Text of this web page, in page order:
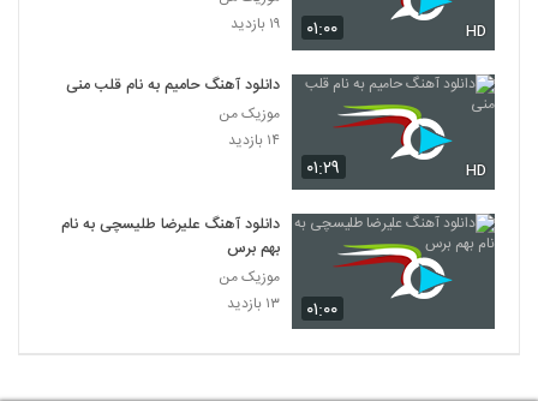
۰۱:۰۰ HD
۱۹ بازدید
۰۱:۲۹ HD
دانلود آهنگ حامیم به نام قلب منی
موزیک من
۱۴ بازدید
۰۱:۰۰
دانلود آهنگ علیرضا طلیسچی به نام
بهم برس
موزیک من
۱۳ بازدید